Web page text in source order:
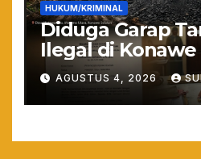
HUKUM/KRIMINAL
Diduga Garap
Ilegal di Konawe
Anggota DPRD
Suparjo Resmi
Tersangka
AGUSTUS 4, 2026